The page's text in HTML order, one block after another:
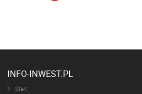
INFO-INWEST.PL
Start